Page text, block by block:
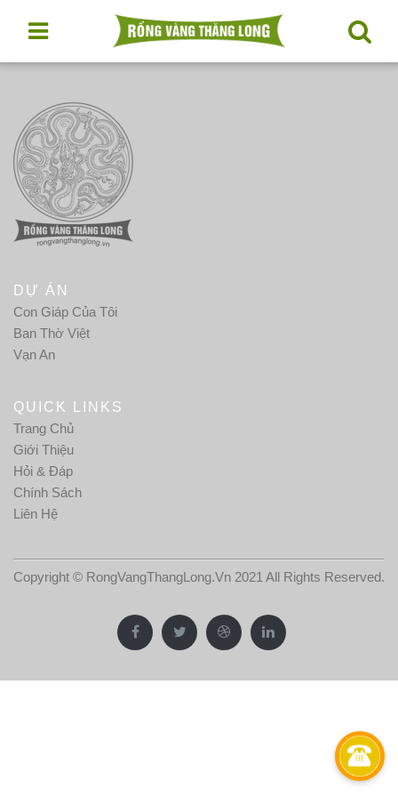
DỰ ÁN
Con Giáp Của Tôi
Ban Thờ Việt
Vạn An
QUICK LINKS
Trang Chủ
Giới Thiệu
Hỏi & Đáp
Chính Sách
Liên Hệ
Copyright © RongVangThangLong.Vn 2021 All Rights Reserved.